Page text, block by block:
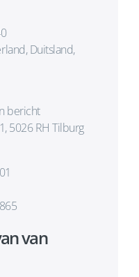
Duitsland,
bericht
5026 RH Tilburg
van